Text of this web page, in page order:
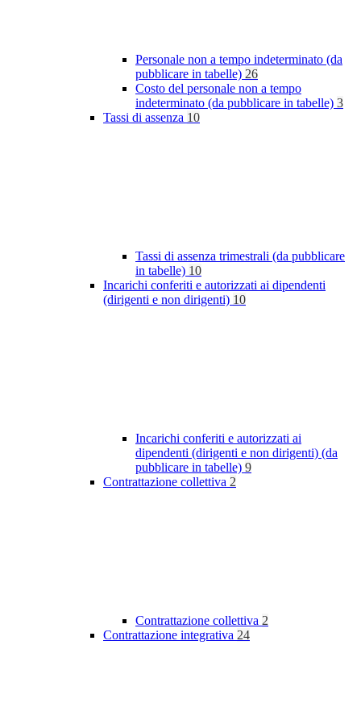
Personale non a tempo indeterminato (da
pubblicare in tabelle) 26
Costo del personale non a tempo
indeterminato (da pubblicare in tabelle) 3
Tassi di assenza 10
Tassi di assenza trimestrali (da pubblicare
in tabelle) 10
Incarichi conferiti e autorizzati ai dipendenti
(dirigenti e non dirigenti) 10
Incarichi conferiti e autorizzati ai
dipendenti (dirigenti e non dirigenti) (da
pubblicare in tabelle) 9
Contrattazione collettiva 2
Contrattazione collettiva 2
Contrattazione integrativa 24